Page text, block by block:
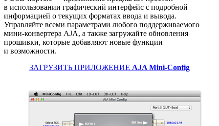
в использовании графический интерфейс с подробной
информацией о текущих форматах ввода и вывода.
Управляйте всеми параметрами любого поддерживаемого
мини-конвертера AJA, а также загружайте обновления
прошивки, которые добавляют новые функции
и возможности.
ЗАГРУЗИТЬ ПРИЛОЖЕНИЕ AJA Mini-Config